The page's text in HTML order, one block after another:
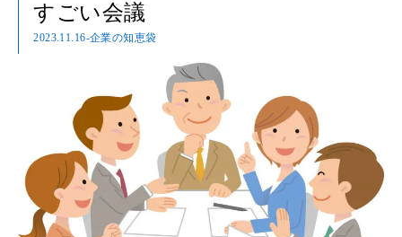
すごい会議
2023.11.16-企業の知恵袋